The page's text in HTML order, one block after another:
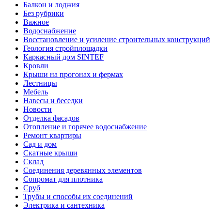
Балкон и лоджия
Без рубрики
Важное
Водоснабжение
Восстановление и усиление строительных конструкций
Геология стройплощадки
Каркасный дом SINTEF
Кровли
Крыши на прогонах и фермах
Лестницы
Мебель
Навесы и беседки
Новости
Отделка фасадов
Отопление и горячее водоснабжение
Ремонт квартиры
Сад и дом
Скатные крыши
Склад
Соединения деревянных элементов
Сопромат для плотника
Сруб
Трубы и способы их соединений
Электрика и сантехника